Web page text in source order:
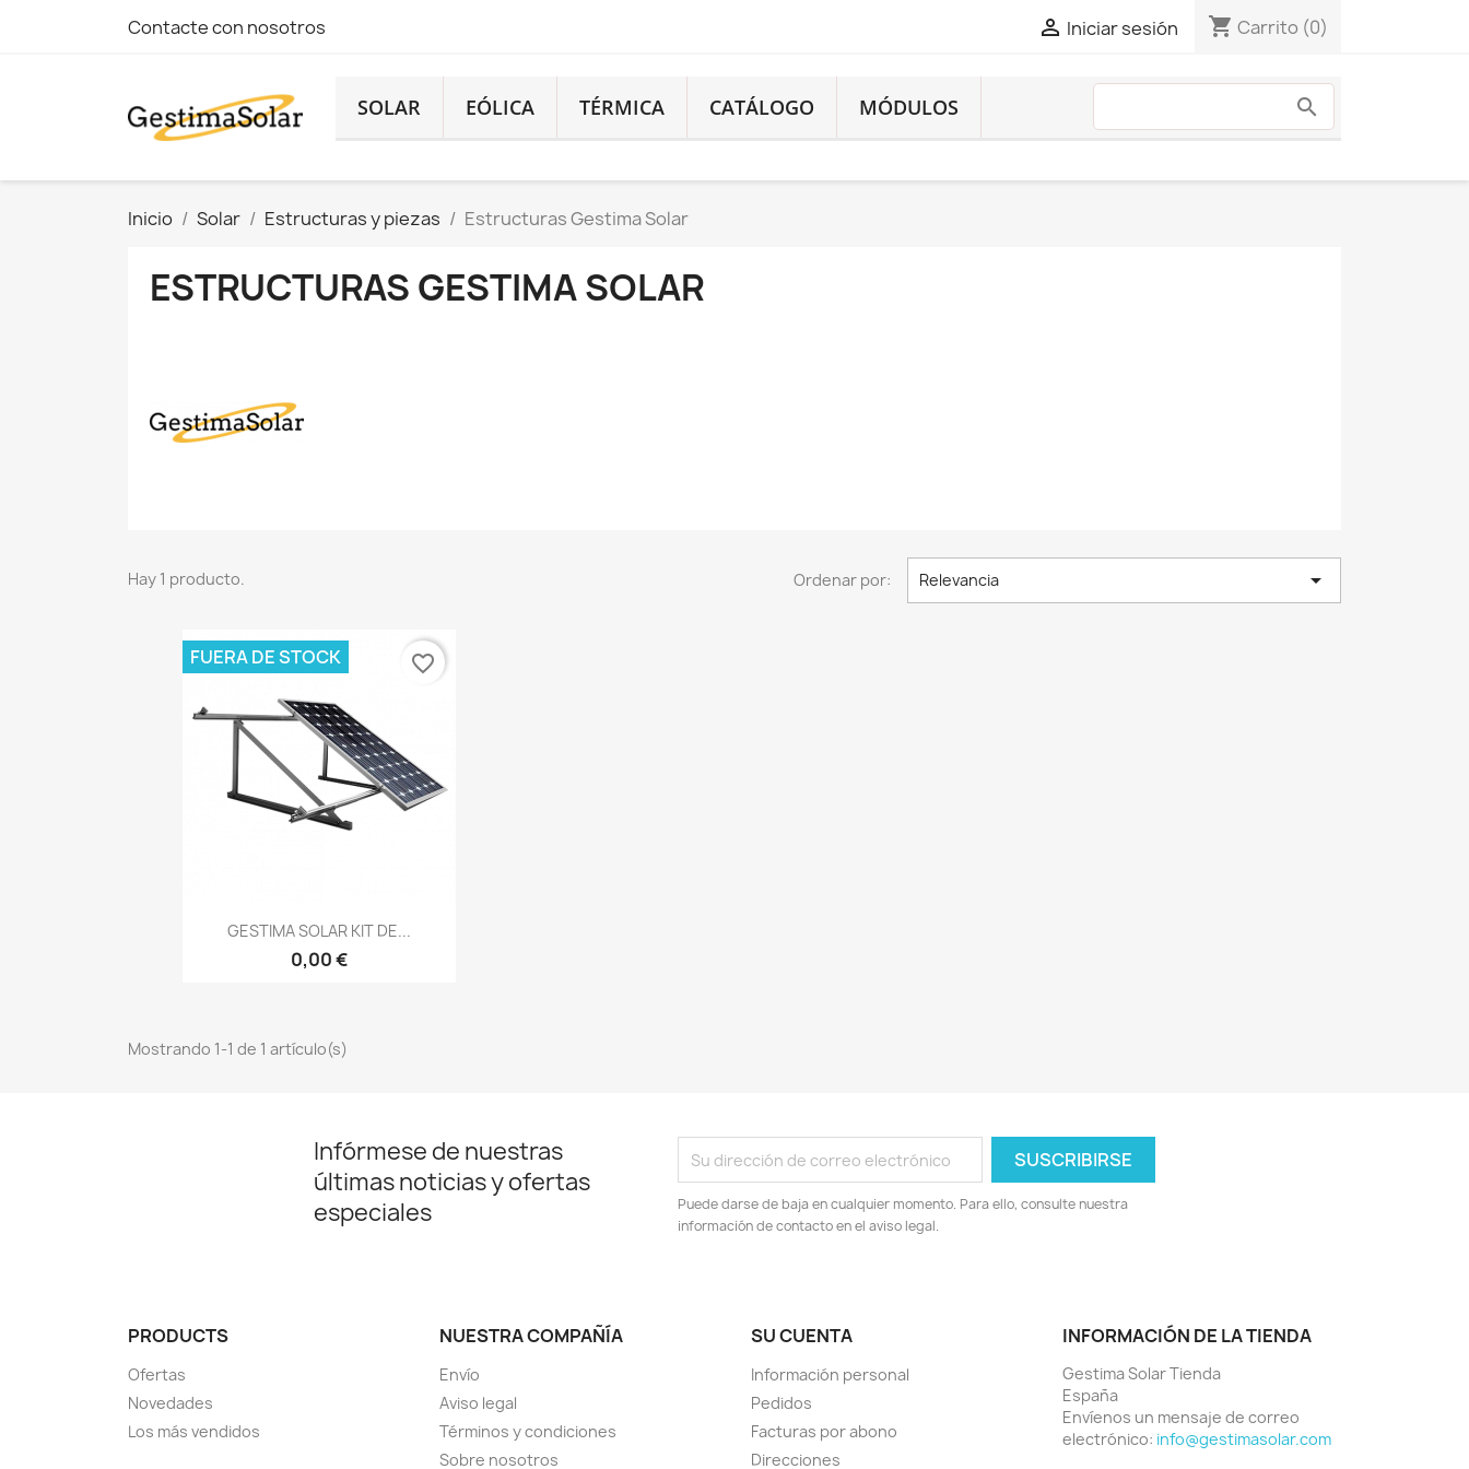
Contacte con nosotros  Iniciar sesión shopping_cart Carrito (0)
SOLAR EÓLICA TÉRMICA CATÁLOGO MÓDULOS
Inicio Solar Estructuras y piezas Estructuras Gestima Solar
ESTRUCTURAS GESTIMA SOLAR
Hay 1 producto. Ordenar por: Relevancia 
Vista rápida
GESTIMA SOLAR KIT DE...
0,00 €
FUERA DE STOCK favorite_border
Mostrando 1-1 de 1 artículo(s)
Infórmese de nuestras
últimas noticias y ofertas
especiales
Puede darse de baja en cualquier momento. Para ello, consulte nuestra
información de contacto en el aviso legal.
PRODUCTS
Ofertas
Novedades
Los más vendidos
NUESTRA COMPAÑÍA
Envío
Aviso legal
Términos y condiciones
Sobre nosotros
SU CUENTA
Información personal
Pedidos
Facturas por abono
Direcciones
INFORMACIÓN DE LA TIENDA
Gestima Solar Tienda
España
Envíenos un mensaje de correo
electrónico: info@gestimasolar.com